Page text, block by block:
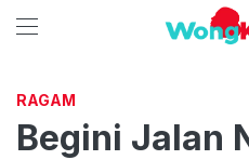
RAGAM
Begini Jalan